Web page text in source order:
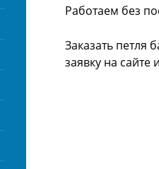
Работаем без
Заказать
заявку на сайте